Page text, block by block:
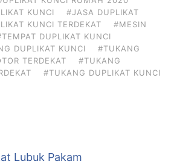
KUNCI
#JASA DUPLIKAT
KUNCI TERDEKAT
#MESIN
DUPLIKAT KUNCI
DUPLIKAT KUNCI
#TUKANG
TERDEKAT
#TUKANG
#TUKANG DUPLIKAT KUNCI
Lubuk Pakam